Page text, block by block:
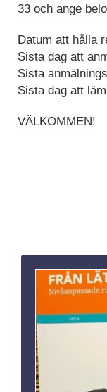
33 och ange
Datum att hålla
Sista dag att
Sista
Sista dag att
VÄLKOMMEN!